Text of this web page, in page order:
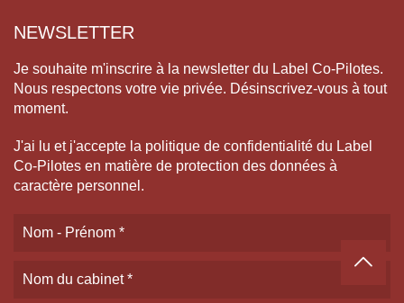
NEWSLETTER
Je souhaite m'inscrire à la newsletter du Label Co-Pilotes.
Nous respectons votre vie privée. Désinscrivez-vous à tout
moment.
J'ai lu et j'accepte la politique de confidentialité du Label
Co-Pilotes en matière de protection des données à
caractère personnel.